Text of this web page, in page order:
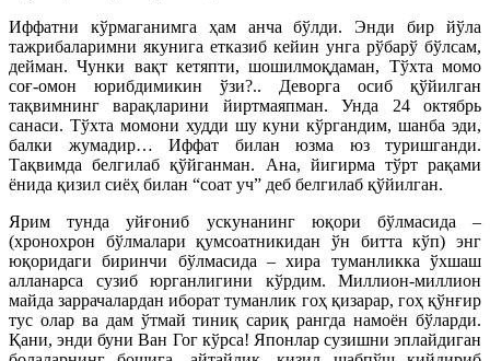
Иффатни кўрмаганимга ҳам анча бўлди. Энди бир йўла
тажрибаларимни якунига етказиб кейин унга рўбарў бўлсам,
дейман. Чунки вақт кетяпти, шошилмоқдаман, Тўхта момо
соғ-омон юрибдимикин ўзи?.. Деворга осиб қўйилган
тақвимнинг варақларини йиртмаяпман. Унда 24 октябрь
санаси. Тўхта момони худди шу куни кўргандим, шанба эди,
балки жумадир… Иффат билан юзма юз туришганди.
Тақвимда белгилаб қўйганман. Ана, йигирма тўрт рақами
ёнида қизил сиёҳ билан “соат уч” деб белгилаб қўйилган.
Ярим тунда уйғониб ускунанинг юқори бўлмасида –
(хронохрон бўлмалари қумсоатникидан ўн битта кўп) энг
юқоридаги биринчи бўлмасида – хира туманликка ўхшаш
алланарса сузиб юрганлигини кўрдим. Миллион-миллион
майда заррачалардан иборат туманлик гоҳ қизарар, гоҳ қўнғир
тус олар ва дам ўтмай тиниқ сариқ рангда намоён бўларди.
Қани, энди буни Ван Гог кўрса! Японлар сузишни эплайдиган